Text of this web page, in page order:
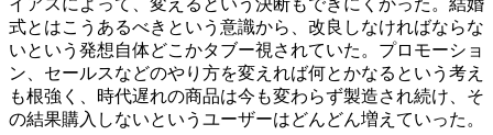
イアスによって、変えるという決断もできにくかった。結婚
式とはこうあるべきという意識から、改良しなければならな
いという発想自体どこかタブー視されていた。プロモーショ
ン、セールスなどのやり方を変えれば何とかなるという考え
も根強く、時代遅れの商品は今も変わらず製造され続け、そ
の結果購入しないというユーザーはどんどん増えていった。